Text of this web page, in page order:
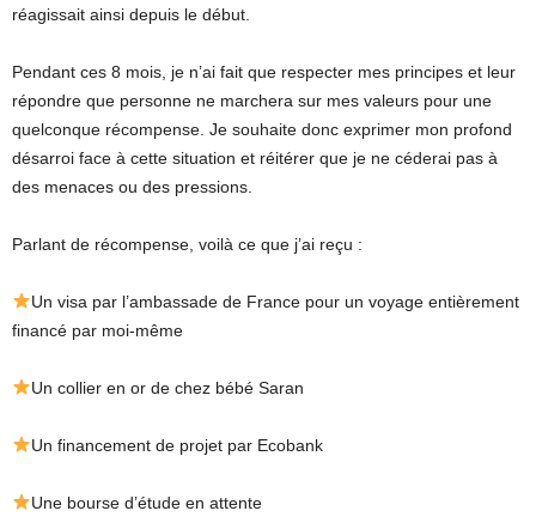
réagissait ainsi depuis le début.
Pendant ces 8 mois, je n’ai fait que respecter mes principes et leur
répondre que personne ne marchera sur mes valeurs pour une
quelconque récompense. Je souhaite donc exprimer mon profond
désarroi face à cette situation et réitérer que je ne céderai pas à
des menaces ou des pressions.
Parlant de récompense, voilà ce que j’ai reçu :
Un visa par l’ambassade de France pour un voyage entièrement
financé par moi-même
Un collier en or de chez bébé Saran
Un financement de projet par Ecobank
Une bourse d’étude en attente